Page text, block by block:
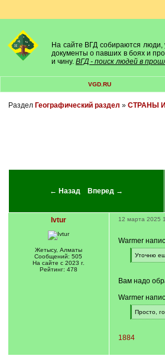
На сайте ВГД собираются люди,
документы о павших в боях и
и чину. ВГД - поиск людей в
VGD.RU
Раздел Географический раздел » СТРАНЫ
← Назад Вперед →
Ivtur
Жетысу, Алматы
Сообщений: 505
На сайте с 2023 г.
Рейтинг: 478
12 марта 2025
Warmer
[
q
Уточню
[
]
Вам надо
Warmer
[
q
Просто,
[
]
1884